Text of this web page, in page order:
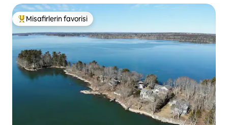
Misafirlerin favorilerinden en beğenilenler arasında
Misafirlerin favorisi